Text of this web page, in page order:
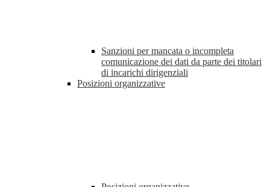
Sanzioni per mancata o incompleta
comunicazione dei dati da parte dei titolari
di incarichi dirigenziali
Posizioni organizzative